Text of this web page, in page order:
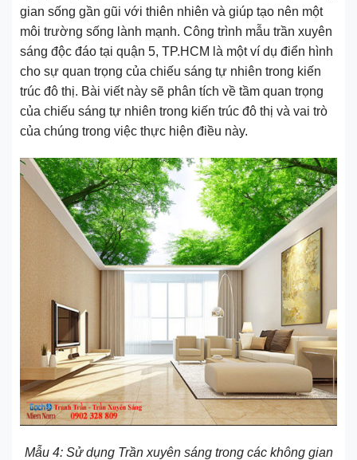
gian sống gần gũi với thiên nhiên và giúp tạo nên một
môi trường sống lành mạnh. Công trình mẫu trần xuyên
sáng độc đáo tại quận 5, TP.HCM là một ví dụ điển hình
cho sự quan trọng của chiếu sáng tự nhiên trong kiến
trúc đô thị. Bài viết này sẽ phân tích về tầm quan trọng
của chiếu sáng tự nhiên trong kiến trúc đô thị và vai trò
của chúng trong việc thực hiện điều này.
Mẫu 4: Sử dụng Trần xuyên sáng trong các không gian